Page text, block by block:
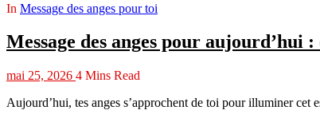
In Message des anges pour toi
Message des anges pour aujourd’hui
mai 25, 2026 4 Mins Read
Aujourd’hui, tes anges s’approchent de toi pour illuminer cet